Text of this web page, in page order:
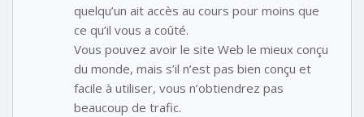
quelqu’un ait accès au cours pour moins que
ce qu’il vous a coûté.
Vous pouvez avoir le site Web le mieux conçu
du monde, mais s’il n’est pas bien conçu et
facile à utiliser, vous n’obtiendrez pas
beaucoup de trafic.